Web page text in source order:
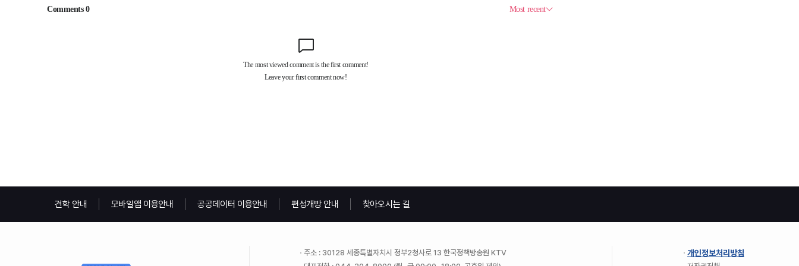
견학 안내 모바일앱 이용안내 공공데이터 이용안내 편성개방 안내 찾아오시는 길
주소 : 30128 세종특별자치시 정부2청사로 13 한국정책방송원 KTV
개인정보처리방침